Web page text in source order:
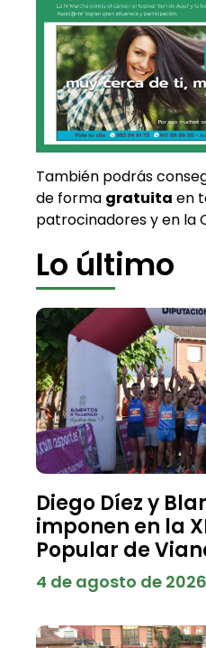
También podrás
de forma gratuita en
patrocinadores y en la
Lo último
Diego Díez y
imponen en la
Popular de
4 de agosto de 2026